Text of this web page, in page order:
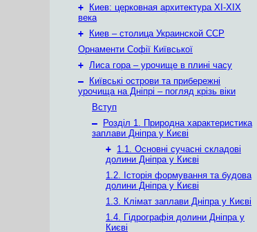
+
Киев: церковная архитектура XI-XIX
века
+
Киев – столица Украинской ССР
Орнаменти Софії Київської
+ Лиса гора – урочище в плині часу
–
Київські острови та прибережні
урочища на Дніпрі – погляд крізь віки
Вступ
–
Розділ 1. Природна характеристика
заплави Дніпра у Києві
+ 1.1. Основні сучасні складові
долини Дніпра у Києві
1.2. Історія формування та будова
долини Дніпра у Києві
1.3. Клімат заплави Дніпра у Києві
1.4. Гідрографія долини Дніпра у
Києві